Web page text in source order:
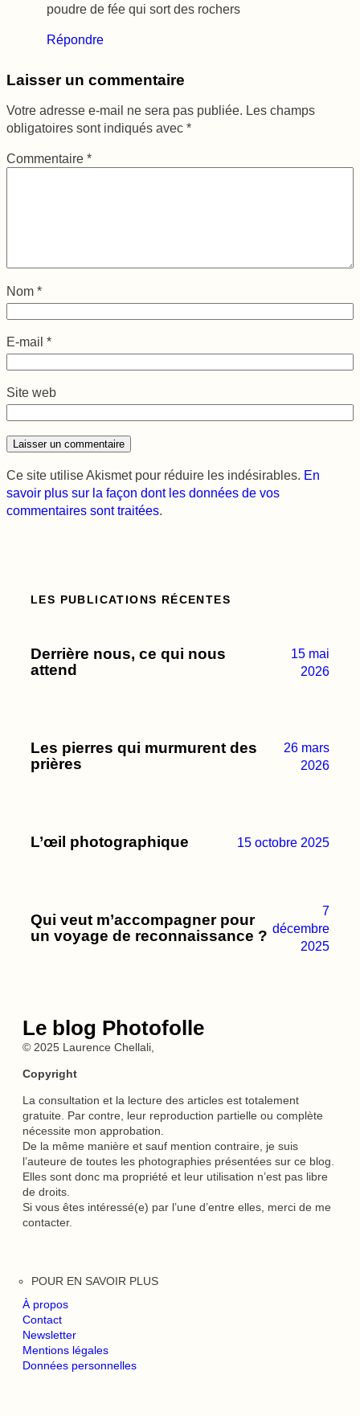
poudre de fée qui sort des rochers
Répondre
Laisser un commentaire
Votre adresse e-mail ne sera pas publiée. Les champs
obligatoires sont indiqués avec *
Commentaire *
Nom *
E-mail *
Site web
Ce site utilise Akismet pour réduire les indésirables. En
savoir plus sur la façon dont les données de vos
commentaires sont traitées.
LES PUBLICATIONS RÉCENTES
Derrière nous, ce qui nous
attend
15 mai
2026
Les pierres qui murmurent des
prières
26 mars
2026
L’œil photographique 15 octobre 2025
Qui veut m’accompagner pour
un voyage de reconnaissance ?
7
décembre
2025
Le blog Photofolle
© 2025 Laurence Chellali,
Copyright
La consultation et la lecture des articles est totalement
gratuite. Par contre, leur reproduction partielle ou complète
nécessite mon approbation.
De la même manière et sauf mention contraire, je suis
l’auteure de toutes les photographies présentées sur ce blog.
Elles sont donc ma propriété et leur utilisation n’est pas libre
de droits.
Si vous êtes intéressé(e) par l’une d’entre elles, merci de me
contacter.
POUR EN SAVOIR PLUS
À propos
Contact
Newsletter
Mentions légales
Données personnelles